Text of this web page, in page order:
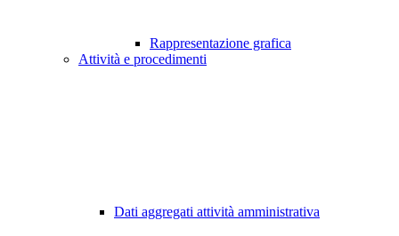
Rappresentazione grafica
Attività e procedimenti
Dati aggregati attività amministrativa